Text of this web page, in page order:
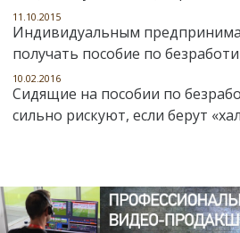
11.10.2015
Индивидуальным
получать пособие по
10.02.2016
Сидящие на пособии по
сильно рискуют, если берут